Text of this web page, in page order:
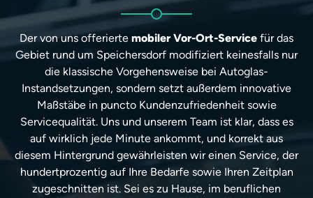
Der von uns offerierte mobiler Vor-Ort-Service für das
Gebiet rund um Speichersdorf modifiziert keinesfalls nur
die klassische Vorgehensweise bei Autoglas-
Instandsetzungen, sondern setzt außerdem innovative
Maßstäbe in puncto Kundenzufriedenheit sowie
Servicequalität. Uns und unserem Team ist klar, dass es
auf wirklich jede Minute ankommt, und korrekt aus
diesem Hintergrund gewährleisten wir einen Service, der
hundertprozentig auf Ihre Bedarfe sowie Ihren Zeitplan
zugeschnitten ist. Sei es zu Hause, im beruflichen